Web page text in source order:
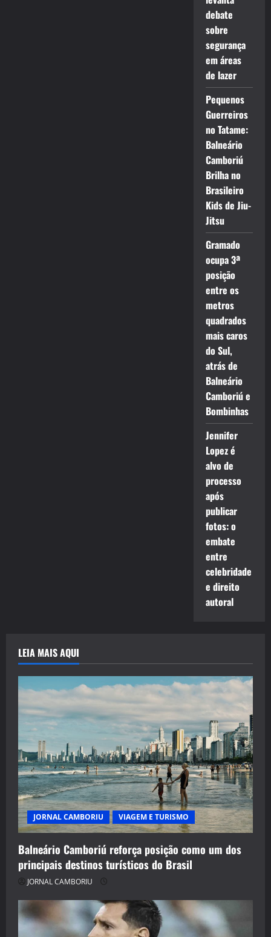
debate
sobre
segurança
em áreas
de lazer
Pequenos
Guerreiros
no Tatame:
Balneário
Camboriú
Brilha no
Brasileiro
Kids de Jiu-
Jitsu
Gramado
ocupa 3ª
posição
entre os
metros
quadrados
mais caros
do Sul,
atrás de
Balneário
Camboriú e
Bombinhas
Jennifer
Lopez é
alvo de
processo
após
publicar
fotos: o
embate
entre
celebridade
e direito
autoral
LEIA MAIS AQUI
JORNAL CAMBORIU VIAGEM E TURISMO
Balneário Camboriú reforça posição como um dos
principais destinos turísticos do Brasil
JORNAL CAMBORIU